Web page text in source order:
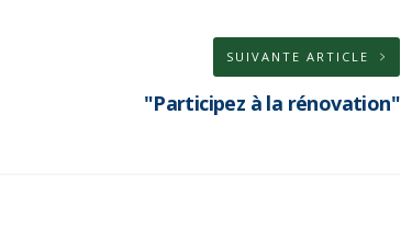
SUIVANTE ARTICLE
"Participez à la rénovation"